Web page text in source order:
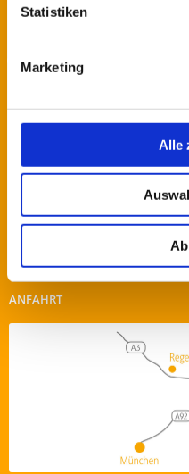
Statistiken
Marketing
Alle
Fachklinik Osterhofen GmbH
Plattlinger Straße 29
+49 (0) 9932 / 39-0
WIE KÖNNEN WIR IHNEN
Schicken Sie uns eine Nachricht
Oder nutzen Sie die anderen
ANFAHRT